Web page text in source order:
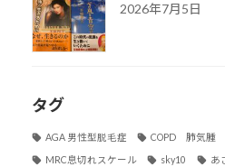
2026年7月5日
タグ
AGA 男性型脱毛症 COPD 肺気腫
MRC息切れスケール sky10 あ